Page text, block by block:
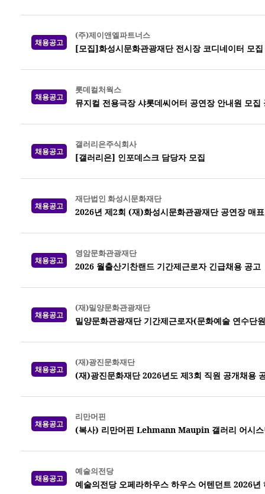
채용공고
(주)제이앤엘파트너스
[모집]화성시문화관광재단 전시장 코디네이터 모집
채용공고
롯데컬처웍스
뮤지컬 전용극장 샤롯데씨어터 공연장 안내원 모
채용공고
갤러리은주식회사
[갤러리은] 인포데스크 담당자 모집
채용공고
재단법인 화성시문화재단
2026년 제2회 (재)화성시문화관광재단 공연장 매
채용공고
영암문화관광재단
2026 월출산기찬랜드 기간제근로자 긴급채용 공고
채용공고
(재)밀양문화관광재단
밀양문화관광재단 기간제근로자(문화예술 연수단
채용공고
(재)광진문화재단
(재)광진문화재단 2026년도 제3회 직원 공개채용
채용공고
리만머핀
(복사) 리만머핀 Lehmann Maupin 갤러리 어시스
채용공고
예술의전당
예술의전당 오페라하우스 하우스 어텐던트 2026